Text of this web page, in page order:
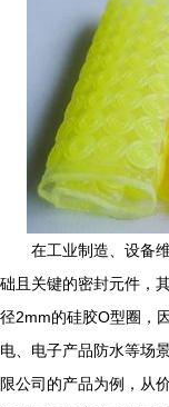
在工业制造、设备
础且关键的密封元件，
径2mm的硅胶O型圈，
电、电子产品防水等场
限公司的产品为例，从